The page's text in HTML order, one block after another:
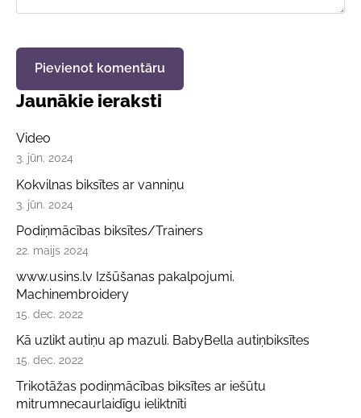
Jaunākie ieraksti
Video
3. jūn. 2024
Kokvilnas biksītes ar vanniņu
3. jūn. 2024
Podiņmācības biksītes/Trainers
22. maijs 2024
www.usins.lv Izšūšanas pakalpojumi.
Machinembroidery
15. dec. 2022
Kā uzlikt autiņu ap mazuli. BabyBella autiņbiksītes
15. dec. 2022
Trikotāžas podiņmācības biksītes ar iešūtu
mitrumnecaurlaidīgu ieliktnīti